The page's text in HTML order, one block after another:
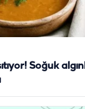
Soğuk